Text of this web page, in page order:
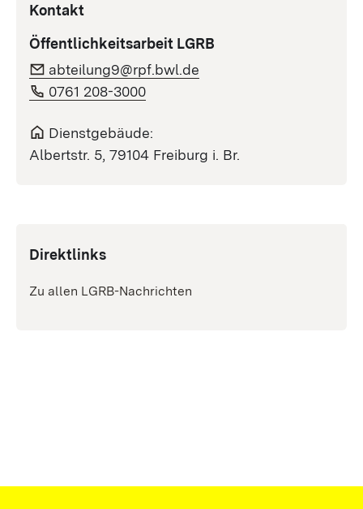
Kontakt
Öffentlichkeitsarbeit LGRB
abteilung9@rpf.bwl.de
0761 208-3000
Dienstgebäude:
Albertstr. 5, 79104 Freiburg i. Br.
Direktlinks
Zu allen LGRB-Nachrichten